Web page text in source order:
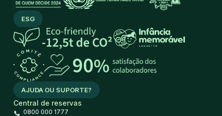
AJUDA OU SUPORTE?
Central de reservas
0800 000 1777
ESG